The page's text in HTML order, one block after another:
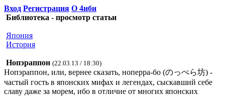
Вход Регистрация О 4иби
Библиотека - просмотр статьи
Япония
История
Нопэраппон (22.03.13 / 18:30)
Нопэраппон, или, вернее сказать, ноперра-бо (のっぺら坊) -
частый гость в японских мифах и легендах, сыскавший себе
славу даже за морем, ибо в отличие от многих японских